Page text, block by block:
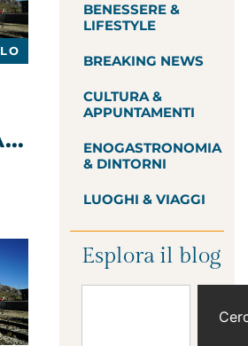
BENESSERE &
LIFESTYLE
BREAKING NEWS
CULTURA &
APPUNTAMENTI
ENOGASTRONOMIA
& DINTORNI
LUOGHI & VIAGGI
Esplora il blog